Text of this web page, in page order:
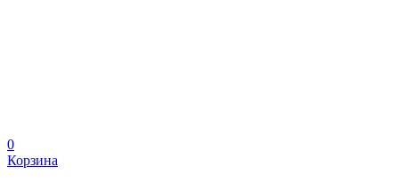
0
Корзина